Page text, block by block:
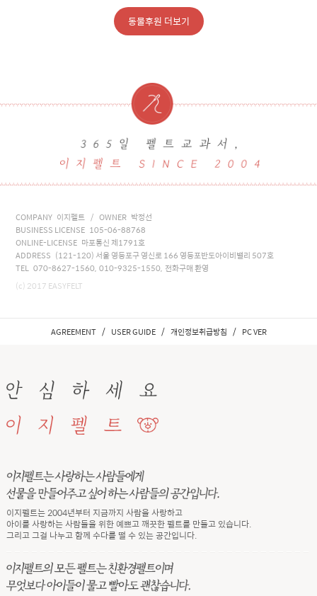
동물후원 더보기
COMPANY 이지펠트 / OWNER 박정선
BUSINESS LICENSE 105-06-88768
ONLINE-LICENSE 마포통신 제1791호
ADDRESS (121-120) 서울 영등포구 영신로 166 영등포반도아이비밸리 507호
TEL 070-8627-1560, 010-9325-1550, 전화구매 환영
(c) 2017 EASYFELT
AGREEMENT / USER GUIDE / 개인정보취급방침 / PC VER
이지펠트는 2004년부터 지금까지 사람을 사랑하고
아이를 사랑하는 사람들을 위한 예쁘고 깨끗한 펠트를 만들고 있습니다.
그리고 그걸 나누고 함께 수다를 떨 수 있는 공간입니다.